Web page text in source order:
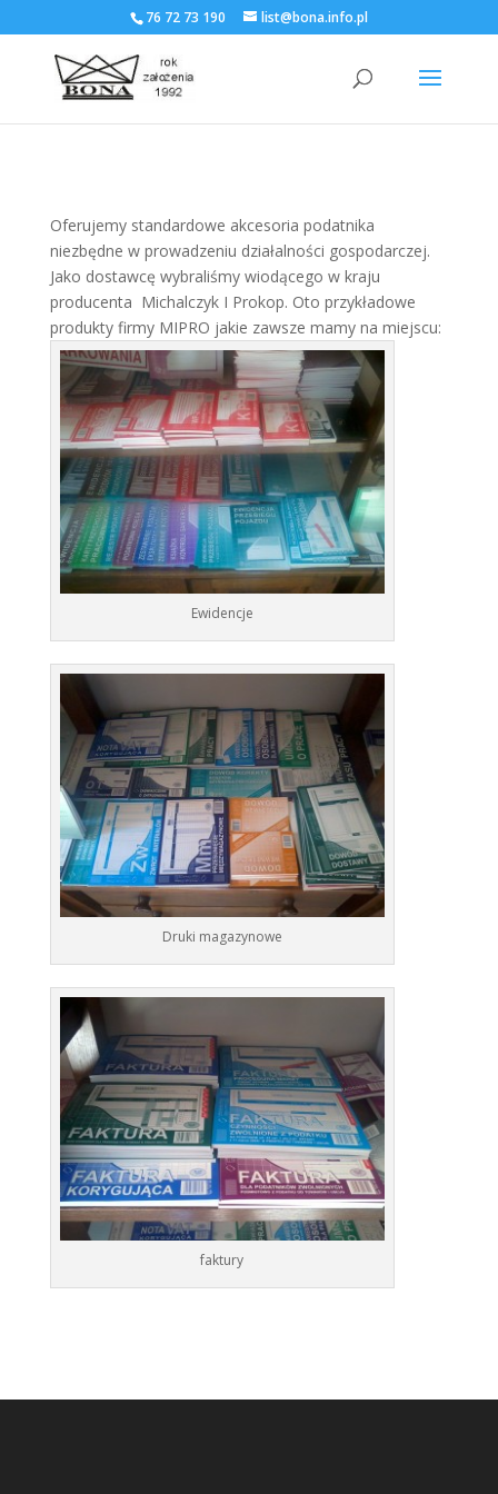
76 72 73 190 list@bona.info.pl
Oferujemy standardowe akcesoria podatnika
niezbędne w prowadzeniu działalności gospodarczej.
Jako dostawcę wybraliśmy wiodącego w kraju
producenta Michalczyk I Prokop. Oto przykładowe
produkty firmy MIPRO jakie zawsze mamy na miejscu:
Ewidencje
Druki magazynowe
faktury